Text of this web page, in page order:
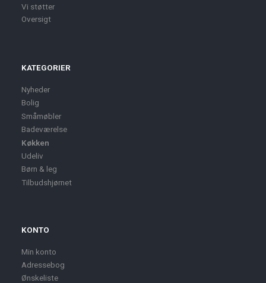
Vi støtter
Oversigt
KATEGORIER
Nyheder
Bolig
Småmøbler
Badeværelse
Køkken
Udeliv
Børn & leg
Tilbudshjørnet
KONTO
Min konto
Adressebog
Ønskeliste